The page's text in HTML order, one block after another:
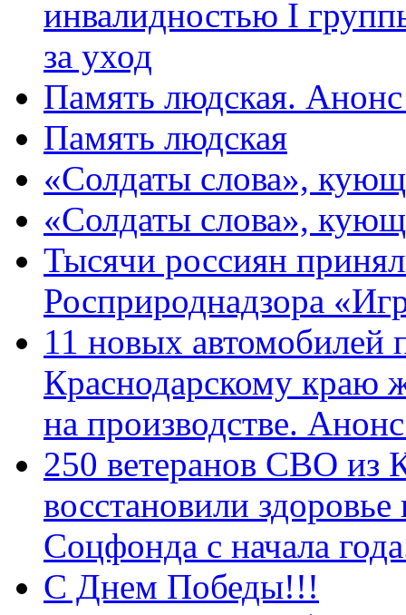
инвалидностью I
за уход
Память людская.
Память людская
«Солдаты слова»,
«Солдаты слова»,
Тысячи россиян
Росприроднадзора
11 новых автомобилей
Краснодарскому краю
на производстве.
250 ветеранов СВО из
восстановили
Соцфонда с начала
С Днем Победы!!!